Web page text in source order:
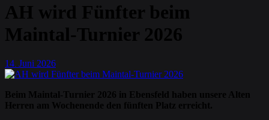
AH wird Fünfter beim
Maintal-Turnier 2026
14. Juni 2026
Beim Maintal-Turnier 2026 in Ebensfeld haben unsere Alten
Herren am Wochenende den fünften Platz erreicht.